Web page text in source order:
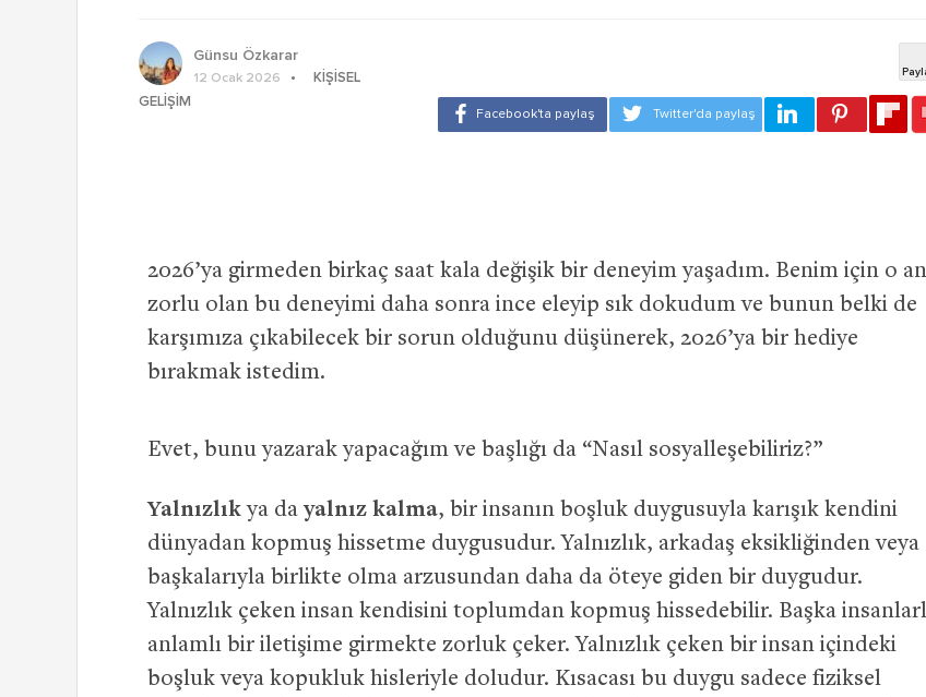
Günsu Özkarar
12 Ocak 2026
KIŞISEL
GELIŞIM
2026’ya girmeden birkaç saat kala değişik bir deneyim yaşadım. Benim için o an
zorlu olan bu deneyimi daha sonra ince eleyip sık dokudum ve bunun belki de
karşımıza çıkabilecek bir sorun olduğunu düşünerek, 2026’ya bir hediye
bırakmak istedim.
Evet, bunu yazarak yapacağım ve başlığı da “Nasıl sosyalleşebiliriz?”
Yalnızlıkya dayalnız kalma, bir insanın boşluk duygusuyla karışık kendini
dünyadan kopmuş hissetme duygusudur. Yalnızlık, arkadaş eksikliğinden veya
başkalarıyla birlikte olma arzusundan daha da öteye giden bir duygudur.
Yalnızlık çeken insan kendisini toplumdan kopmuş hissedebilir. Başka
anlamlı bir iletişime girmekte zorluk çeker. Yalnızlık çeken bir insan içindeki
boşluk veya kopukluk hisleriyle doludur. Kısacası bu duygu sadece fiziksel